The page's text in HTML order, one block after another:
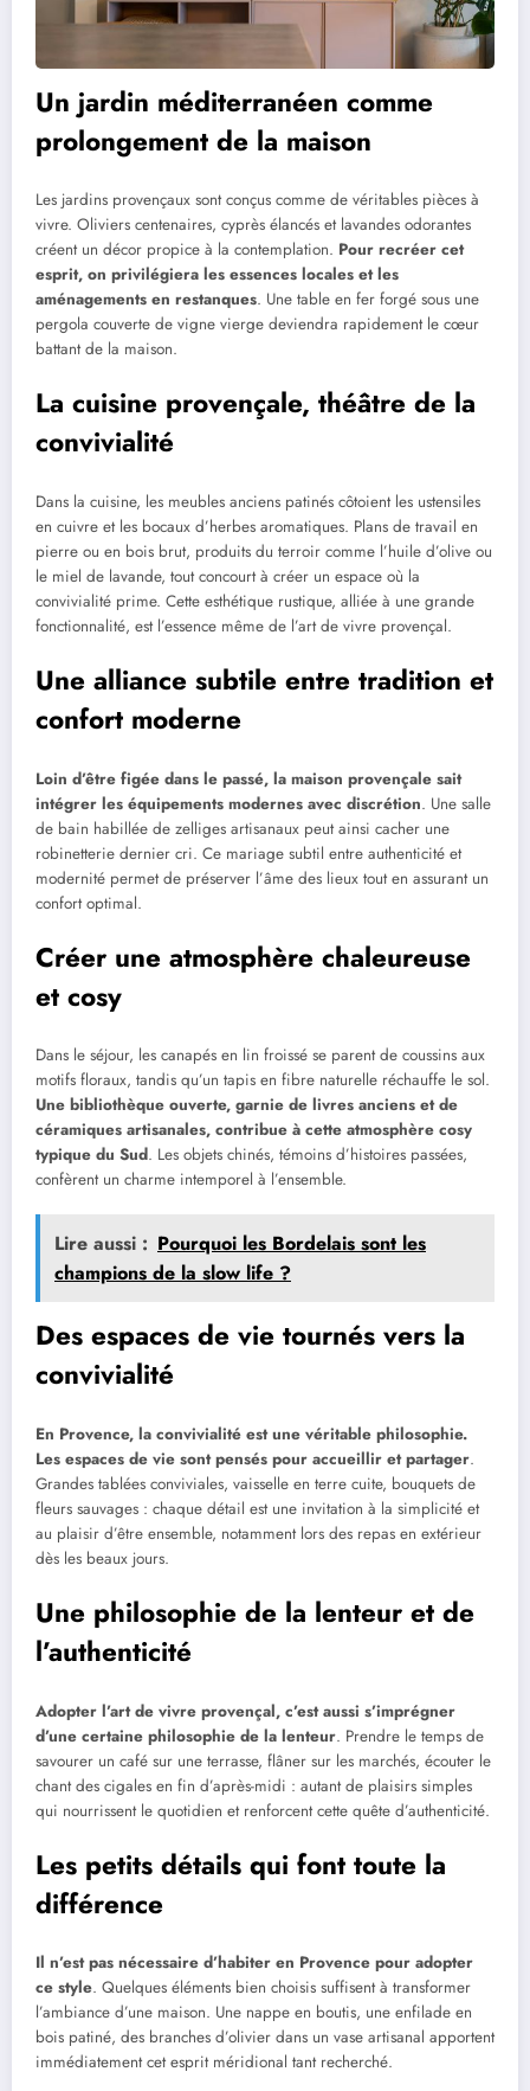
Un jardin méditerranéen comme
prolongement de la maison
Les jardins provençaux sont conçus comme de véritables pièces à
vivre. Oliviers centenaires, cyprès élancés et lavandes odorantes
créent un décor propice à la contemplation. Pour recréer cet
esprit, on privilégiera les essences locales et les
aménagements en restanques. Une table en fer forgé sous une
pergola couverte de vigne vierge deviendra rapidement le cœur
battant de la maison.
La cuisine provençale, théâtre de la
convivialité
Dans la cuisine, les meubles anciens patinés côtoient les ustensiles
en cuivre et les bocaux d’herbes aromatiques. Plans de travail en
pierre ou en bois brut, produits du terroir comme l’huile d’olive ou
le miel de lavande, tout concourt à créer un espace où la
convivialité prime. Cette esthétique rustique, alliée à une grande
fonctionnalité, est l’essence même de l’art de vivre provençal.
Une alliance subtile entre tradition et
confort moderne
Loin d’être figée dans le passé, la maison provençale sait
intégrer les équipements modernes avec discrétion. Une salle
de bain habillée de zelliges artisanaux peut ainsi cacher une
robinetterie dernier cri. Ce mariage subtil entre authenticité et
modernité permet de préserver l’âme des lieux tout en assurant un
confort optimal.
Créer une atmosphère chaleureuse
et cosy
Dans le séjour, les canapés en lin froissé se parent de coussins aux
motifs floraux, tandis qu’un tapis en fibre naturelle réchauffe le sol.
Une bibliothèque ouverte, garnie de livres anciens et de
céramiques artisanales, contribue à cette atmosphère cosy
typique du Sud. Les objets chinés, témoins d’histoires passées,
confèrent un charme intemporel à l’ensemble.
Lire aussi : Pourquoi les Bordelais sont les
champions de la slow life ?
Des espaces de vie tournés vers la
convivialité
En Provence, la convivialité est une véritable philosophie.
Les espaces de vie sont pensés pour accueillir et partager.
Grandes tablées conviviales, vaisselle en terre cuite, bouquets de
fleurs sauvages : chaque détail est une invitation à la simplicité et
au plaisir d’être ensemble, notamment lors des repas en extérieur
dès les beaux jours.
Une philosophie de la lenteur et de
l’authenticité
Adopter l’art de vivre provençal, c’est aussi s’imprégner
d’une certaine philosophie de la lenteur. Prendre le temps de
savourer un café sur une terrasse, flâner sur les marchés, écouter le
chant des cigales en fin d’après-midi : autant de plaisirs simples
qui nourrissent le quotidien et renforcent cette quête d’authenticité.
Les petits détails qui font toute la
différence
Il n’est pas nécessaire d’habiter en Provence pour adopter
ce style. Quelques éléments bien choisis suffisent à transformer
l’ambiance d’une maison. Une nappe en boutis, une enfilade en
bois patiné, des branches d’olivier dans un vase artisanal apportent
immédiatement cet esprit méridional tant recherché.